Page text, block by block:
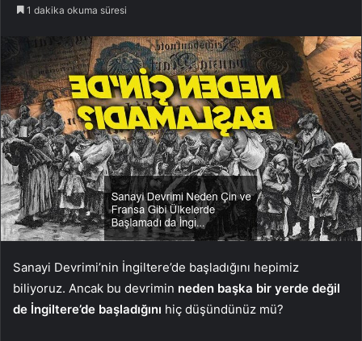
1 dakika okuma süresi
Sanayi Devrimi’nin İngiltere’de başladığını hepimiz
biliyoruz. Ancak bu devrimin neden başka bir yerde değil
de İngiltere’de başladığını hiç düşündünüz mü?